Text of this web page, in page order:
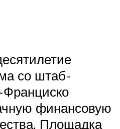
со штаб-
финансовую
Площадка